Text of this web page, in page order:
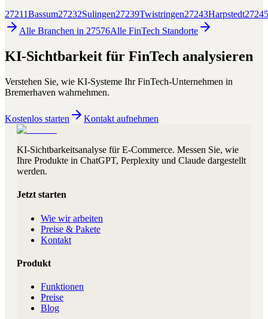
27211Bassum27232Sulingen27239Twistringen27243Harpstedt27245
Alle Branchen in 27576Alle FinTech Standorte
KI-Sichtbarkeit für FinTech analysieren
Verstehen Sie, wie KI-Systeme IhrFinTech-Unternehmen in
Bremerhaven wahrnehmen.
Kostenlos starten Kontakt aufnehmen
KI-Sichtbarkeitsanalyse für E-Commerce. Messen Sie, wie
Ihre Produkte in ChatGPT, Perplexity und Claude dargestellt
werden.
Jetzt starten
Wie wir arbeiten
Preise & Pakete
Kontakt
Produkt
Funktionen
Preise
Blog